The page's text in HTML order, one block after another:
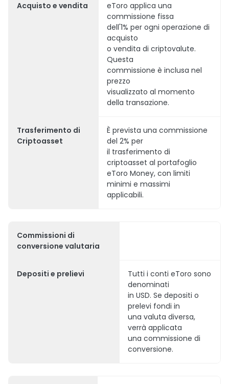
Acquisto e vendita
eToro applica una
commissione fissa
dell'1% per ogni operazione di
acquisto
o vendita di criptovalute.
Questa
commissione è inclusa nel
prezzo
visualizzato al momento
della transazione.
Trasferimento di
Criptoasset
È prevista una commissione
del 2% per
il trasferimento di
criptoasset al portafoglio
eToro Money, con limiti
minimi e massimi
applicabili.
Commissioni di
conversione valutaria
Depositi e prelievi
Tutti i conti eToro sono
denominati
in USD. Se depositi o
prelevi fondi in
una valuta diversa,
verrà applicata
una commissione di
conversione.